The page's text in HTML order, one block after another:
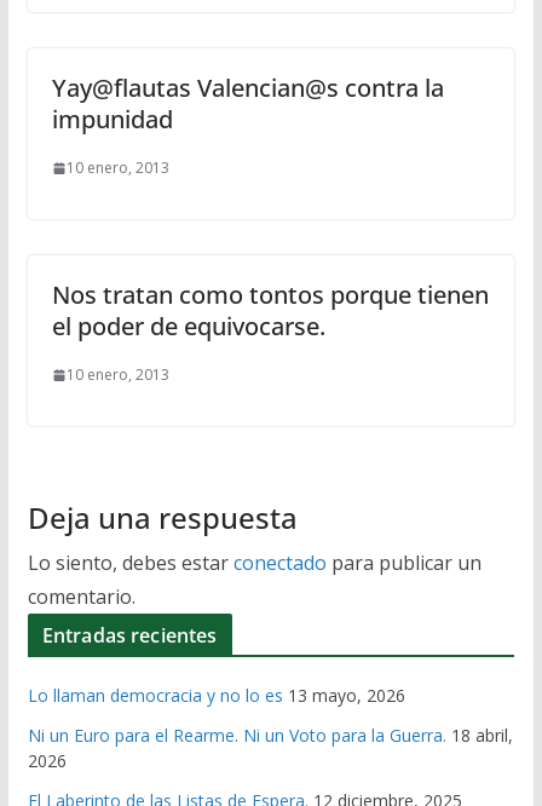
Yay@flautas Valencian@s contra la
impunidad
10 enero, 2013
Nos tratan como tontos porque tienen
el poder de equivocarse.
10 enero, 2013
Deja una respuesta
Lo siento, debes estarconectado para publicar un
comentario.
Entradas recientes
Lo llaman democracia y no lo es 13 mayo, 2026
Ni un Euro para el Rearme. Ni un Voto para la Guerra. 18 abril,
2026
El Laberinto de las Listas de Espera. 12 diciembre, 2025